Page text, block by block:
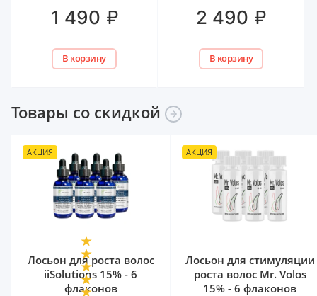
1 490 ₽
В корзину
2 490 ₽
В корзину
Товары со скидкой
АКЦИЯ
Лосьон для роста волос
iiSolutions 15% - 6
флаконов
АКЦИЯ
Лосьон для стимуляции
роста волос Mr. Volos
15% - 6 флаконов